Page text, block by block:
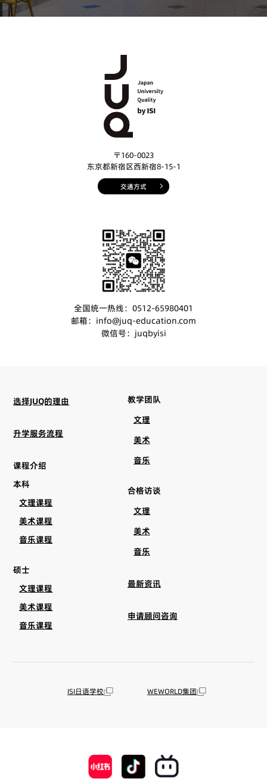
〒160-0023
东京都新宿区西新宿8-15-1
交通方式
全国统一热线：0512-65980401
邮箱：info@juq-education.com
微信号：juqbyisi
选择JUQ的理由
升学服务流程
课程介绍
本科
文理课程
美术课程
音乐课程
硕士
文理课程
美术课程
音乐课程
教学团队
文理
美术
音乐
合格访谈
文理
美术
音乐
最新资讯
申请顾问咨询
ISI日语学校 WEWORLD集团